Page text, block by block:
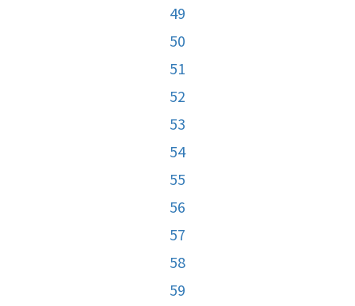
49
50
51
52
53
54
55
56
57
58
59